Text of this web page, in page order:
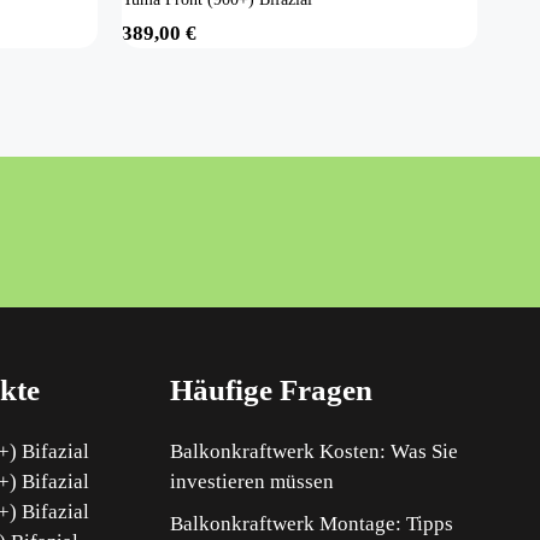
389,00 €
Bifazial
Bifazial
Bifazial
Häufige Fragen
Balkonkraftwerk Kosten: Was Sie
investieren müssen
Balkonkraftwerk Montage: Tipps